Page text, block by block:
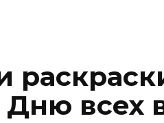
Дню всех